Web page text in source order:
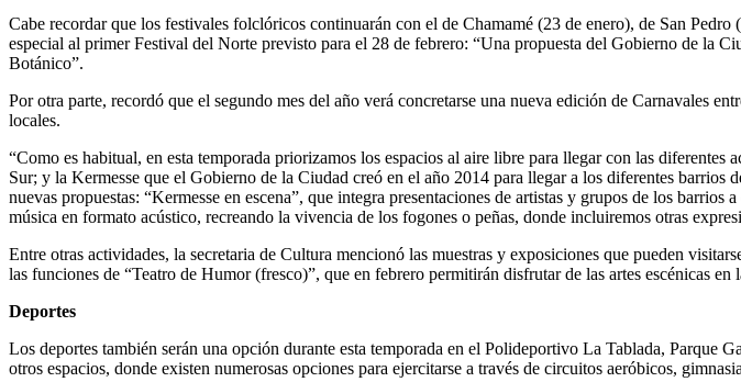
Cabe recordar que los festivales folclóricos continuarán con el de Chamamé (23 de enero), de San
especial al primer Festival del Norte previsto para el 28 de febrero: “Una propuesta del Gobierno de la
Botánico”.
Por otra parte, recordó que el segundo mes del año verá concretarse una nueva edición de Carnavales
locales.
“Como es habitual, en esta temporada priorizamos los espacios al aire libre para llegar con las
Sur; y la Kermesse que el Gobierno de la Ciudad creó en el año 2014 para llegar a los diferentes
nuevas propuestas: “Kermesse en escena”, que integra presentaciones de artistas y grupos de los
música en formato acústico, recreando la vivencia de los fogones o peñas, donde incluiremos otras
Entre otras actividades, la secretaria de Cultura mencionó las muestras y exposiciones que pueden
las funciones de “Teatro de Humor (fresco)”, que en febrero permitirán disfrutar de las artes escénicas
Deportes
Los deportes también serán una opción durante esta temporada en el Polideportivo La Tablada,
otros espacios, donde existen numerosas opciones para ejercitarse a través de circuitos aeróbicos,